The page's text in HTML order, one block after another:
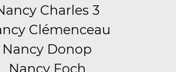
Charles 3
Clémenceau
Nancy Donop
Nancy Foch